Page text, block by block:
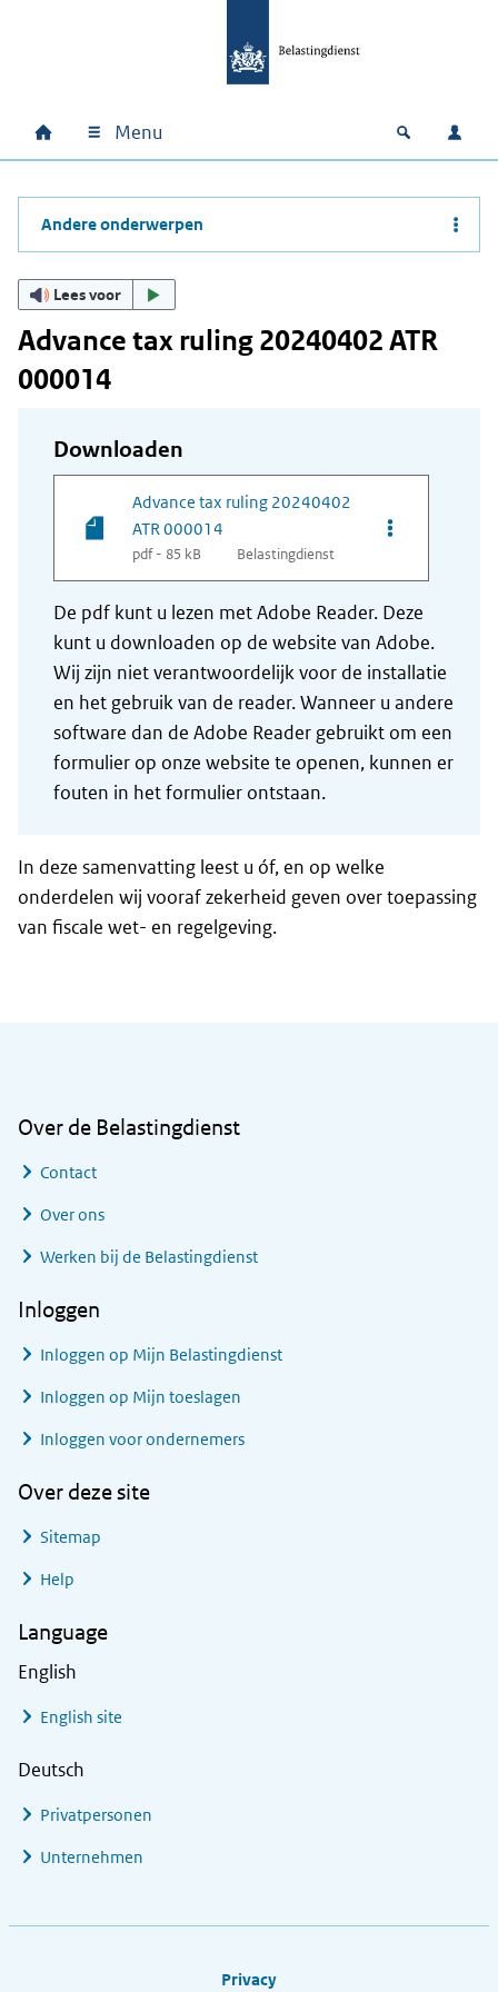
Hoofdnavigatie
Home Menu Open
Andere onderwerpen
Lees voor
Advance tax ruling 20240402 ATR
000014
Downloaden
Advance tax ruling 20240402
ATR 000014
pdf - 85 kB Belastingdienst
Opties van
De pdf kunt u lezen met Adobe Reader. Deze
kunt u downloaden op de website van Adobe.
Wij zijn niet verantwoordelijk voor de installatie
en het gebruik van de reader. Wanneer u andere
software dan de Adobe Reader gebruikt om een
formulier op onze website te openen, kunnen er
fouten in het formulier ontstaan.
In deze samenvatting leest u óf, en op welke
onderdelen wij vooraf zekerheid geven over toepassing
van fiscale wet- en regelgeving.
Over de Belastingdienst
Contact
Over ons
Werken bij de Belastingdienst
Inloggen
Inloggen op Mijn Belastingdienst
Inloggen op Mijn toeslagen
Inloggen voor ondernemers
Over deze site
Sitemap
Help
Language
English
English site
Deutsch
Privatpersonen
Unternehmen
Privacy